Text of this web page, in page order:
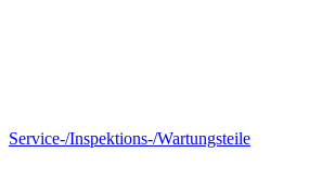
Service-/Inspektions-/Wartungsteile